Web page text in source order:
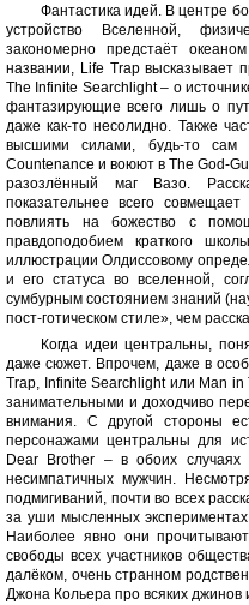
Фантастика идей. В центре
устройство Вселенной,
закономерно предстаёт
названии, Life Trap высказывает
The Infinite Searchlight – о
фантазирующие всего лишь о
даже как-то несолидно. Также
высшими силами, будь-то сам
Countenance и воюют в The God-
разозлённый маг Вазо.
показательнее всего
повлиять на божество с
правдоподобием краткого
иллюстрации Олдиссовому
и его статуса во вселенной,
сумбурным состоянием знаний
пост-готическом стиле», чем
Когда идеи центральны,
даже сюжет. Впрочем, даже в
Trap, Infinite Searchlight или Man in
занимательными и доходчиво
внимания. С другой стороны
персонажами центральны для
Dear Brother – в обоих
несимпатичных мужчин.
подмигиваний, почти во всех
за уши мысленных
Наиболее явно они
свободы всех участников
далёком, очень странном
Джона Кольера про всяких джинов